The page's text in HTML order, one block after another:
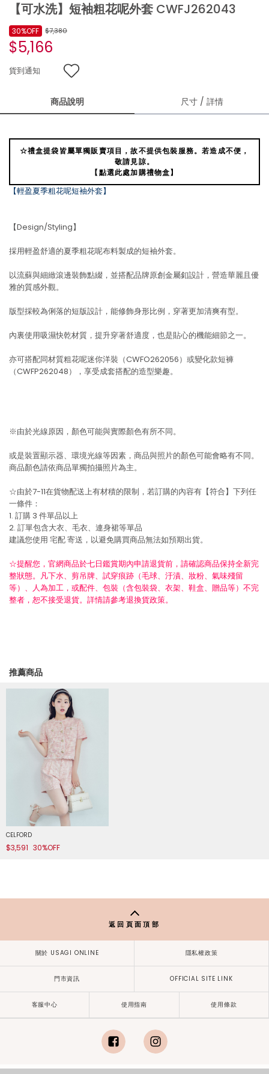
【可水洗】短袖粗花呢外套 CWFJ262043
$7,380
$5,166
30%OFF
貨到通知
商品說明 尺寸 / 詳情
☆禮盒提袋皆屬單獨販賣項目，故不提供包裝服務。若造成不便，
敬請見諒。
【點選此處加購禮物盒】
【輕盈夏季粗花呢短袖外套】
【Design/Styling】
採用輕盈舒適的夏季粗花呢布料製成的短袖外套。
以流蘇與細緻滾邊裝飾點綴，並搭配品牌原創金屬釦設計，營造華麗且優
雅的質感外觀。
版型採較為俐落的短版設計，能修飾身形比例，穿著更加清爽有型。
內裏使用吸濕快乾材質，提升穿著舒適度，也是貼心的機能細節之一。
亦可搭配同材質粗花呢迷你洋裝（CWFO262056）或變化款短褲
（CWFP262048），享受成套搭配的造型樂趣。
※由於光線原因，顏色可能與實際顏色有所不同。
或是裝置顯示器、環境光線等因素，商品與照片的顏色可能會略有不同。
商品顏色請依商品單獨拍攝照片為主。
☆由於7-11在貨物配送上有材積的限制，若訂購的內容有【符合】下列任
一條件：
1. 訂購 3 件單品以上
2. 訂單包含大衣、毛衣、連身裙等單品
建議您使用 宅配寄送，以避免購買商品無法如預期出貨。
☆提醒您，官網商品於七日鑑賞期內申請退貨前，請確認商品保持全新完
整狀態。凡下水、剪吊牌、試穿痕跡（毛球、汙漬、妝粉、氣味殘留
等）、人為加工，或配件、包裝（含包裝袋、衣架、鞋盒、贈品等）不完
整者，恕不接受退貨。詳情請參考退換貨政策。
推薦商品
CELFORD
$3,591 30%OFF
返回頁面頂部
關於 USAGI ONLINE 隱私權政策
門市資訊 OFFICIAL SITE LINK
客服中心 使用指南 使用條款